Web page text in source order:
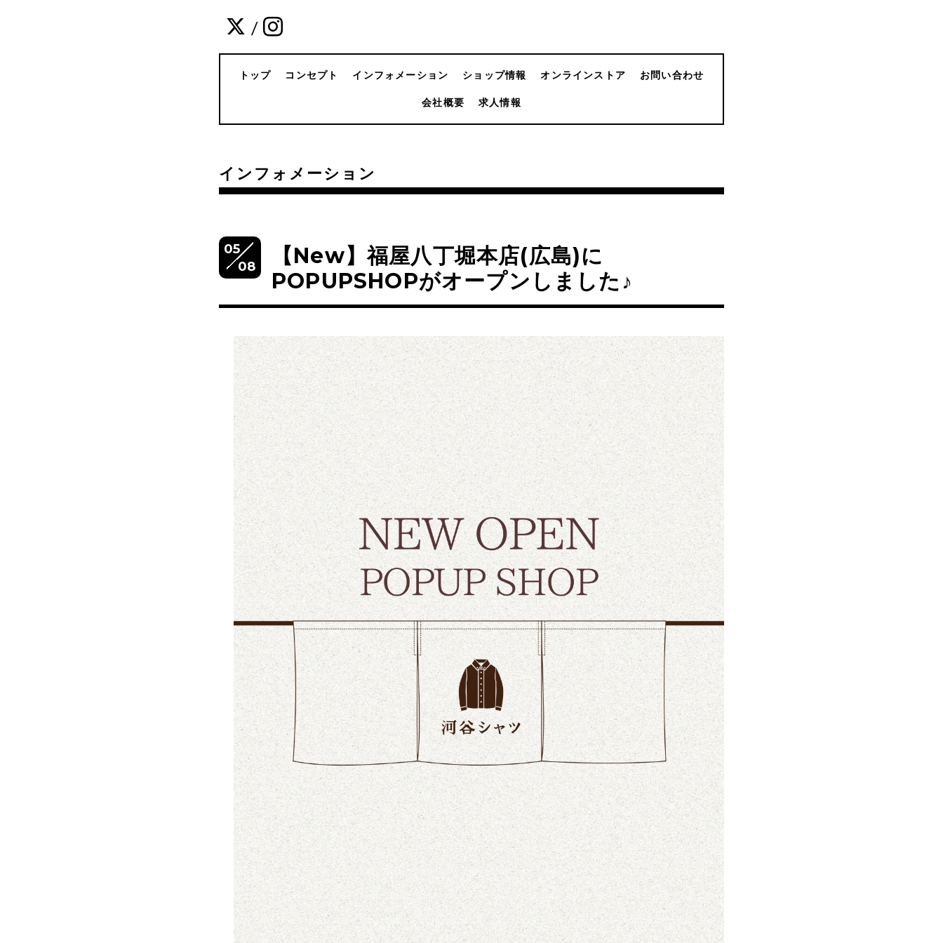
/
トップ コンセプト インフォメーション ショップ情報 オンラインストア お問い合わせ
会社概要 求人情報
インフォメーション
05
08
【New】福屋八丁堀本店(広島)に
POPUPSHOPがオープンしました♪